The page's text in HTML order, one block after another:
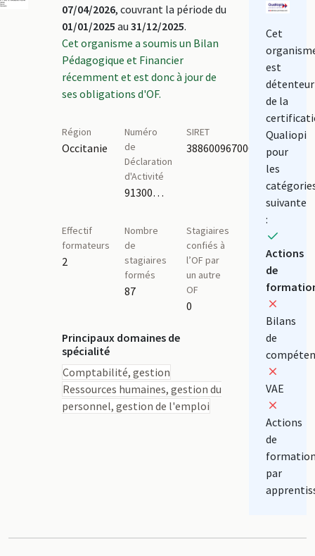
07/04/2026, couvrant la période du
01/01/2025 au 31/12/2025.
Cet organisme a soumis un Bilan
Pédagogique et Financier
récemment et est donc à jour de
ses obligations d'OF.
Région
Occitanie
Numéro
de
Déclaration
d'Activité
91300242030
SIRET
38860096700045
Effectif
formateurs
2
Nombre
de
stagiaires
formés
87
Stagiaires
confiés à
l’OF par
un autre
OF
0
Principaux domaines de
spécialité
Comptabilité, gestion
Ressources humaines, gestion du
personnel, gestion de l'emploi
Cet
est
détenteur
de la
Qualiopi
pour
les
suivante
:
Actions
de
Bilans
de
VAE
Actions
de
par